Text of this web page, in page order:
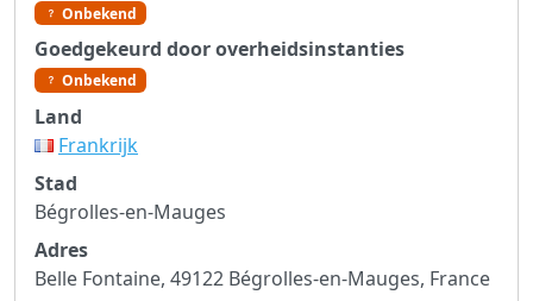
Onbekend
Goedgekeurd door overheidsinstanties
Onbekend
Land
Frankrijk
Stad
Bégrolles-en-Mauges
Adres
Belle Fontaine, 49122 Bégrolles-en-Mauges, France